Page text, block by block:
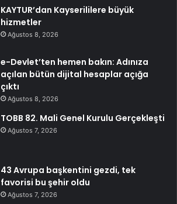
KAYTUR’dan Kayserililere büyük
hizmetler
Ağustos 8, 2026
e-Devlet’ten hemen bakın: Adınıza
açılan bütün dijital hesaplar açığa
çıktı
Ağustos 8, 2026
TOBB 82. Mali Genel Kurulu Gerçekleşti
Ağustos 7, 2026
43 Avrupa başkentini gezdi, tek
favorisi bu şehir oldu
Ağustos 7, 2026